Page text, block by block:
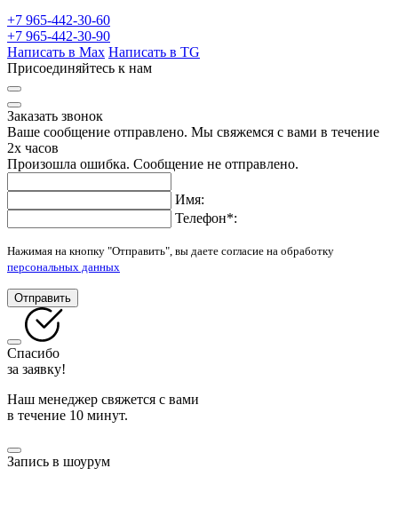
+7 965-442-30-60
+7 965-442-30-90
Написать в Max Написать в TG
Присоединяйтесь к нам
Заказать звонок
Ваше сообщение отправлено. Мы свяжемся с вами в течение
2х часов
Произошла ошибка. Сообщение не отправлено.
Имя:
Телефон*:
Нажимая на кнопку "Отправить", вы даете согласие на обработку
персональных данных
Отправить
Спасибо
за заявку!
Наш менеджер свяжется с вами
в течение 10 минут.
Запись в шоурум